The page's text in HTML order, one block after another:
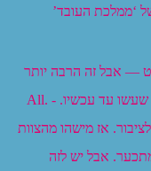
‘ממלכת העובד’
— אבל זה הרבה יותר
משילוט. הגיע הזמן לפתור את זה, ולא בדרך שעשו עד עכשיו. - .All
אז מישהו מהצוות
אבל יש לזה